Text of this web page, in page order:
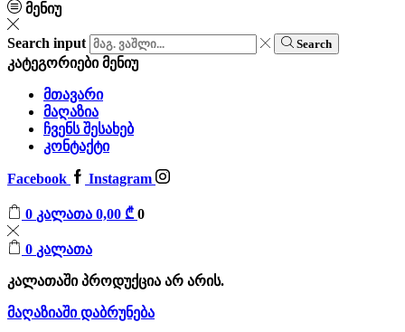
მენიუ
Search input Search
კატეგორიებიმენიუ
მთავარი
მაღაზია
ჩვენს შესახებ
კონტაქტი
Facebook Instagram
0 კალათა 0,00 ₾ 0
0 კალათა
კალათაში პროდუქცია არ არის.
მაღაზიაში დაბრუნება